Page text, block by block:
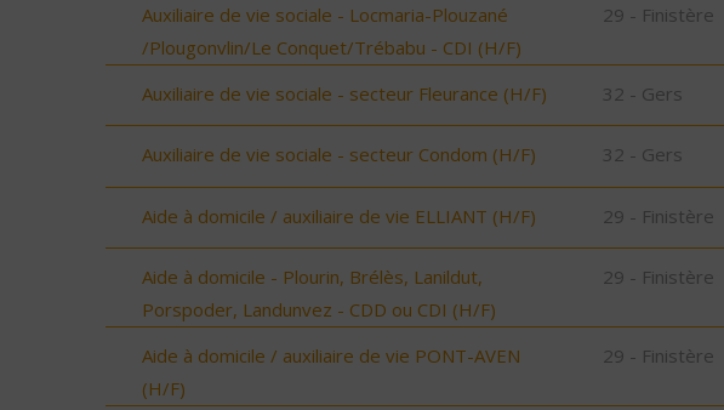
Auxiliaire de vie sociale - Locmaria-Plouzané
/Plougonvlin/Le Conquet/Trébabu - CDI (H/F)
29 - Finistère
Auxiliaire de vie sociale - secteur Fleurance (H/F) 32 - Gers
Auxiliaire de vie sociale - secteur Condom (H/F) 32 - Gers
Aide à domicile / auxiliaire de vie ELLIANT (H/F) 29 - Finistère
Aide à domicile - Plourin, Brélès, Lanildut,
Porspoder, Landunvez - CDD ou CDI (H/F)
29 - Finistère
Aide à domicile / auxiliaire de vie PONT-AVEN
(H/F)
29 - Finistère